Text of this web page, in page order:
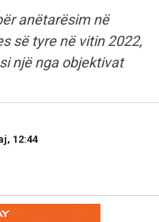
anëtarësim në
së tyre në vitin 2022,
një nga objektivat
12:44